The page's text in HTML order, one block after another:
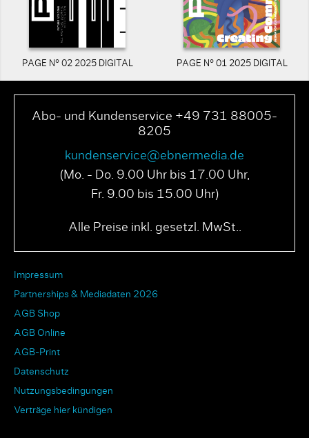
PAGE N° 02 2025 DIGITAL PAGE N° 01 2025 DIGITAL
Abo- und Kundenservice +49 731 88005-
8205
kundenservice@ebnermedia.de
(Mo. - Do. 9.00 Uhr bis 17.00 Uhr,
Fr. 9.00 bis 15.00 Uhr)
Alle Preise inkl. gesetzl. MwSt..
Impressum
Partnerships & Mediadaten 2026
AGB Shop
AGB Online
AGB-Print
Datenschutz
Nutzungsbedingungen
Verträge hier kündigen